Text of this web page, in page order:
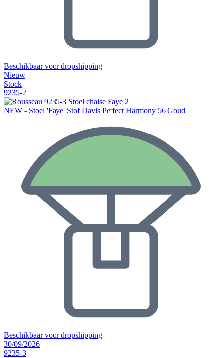
Beschikbaar voor dropshipping
Nieuw
Stock
9235-2
NEW - Stoel 'Faye' Stof Davis Perfect Harmony 56 Goud
Beschikbaar voor dropshipping
30/09/2026
9235-3